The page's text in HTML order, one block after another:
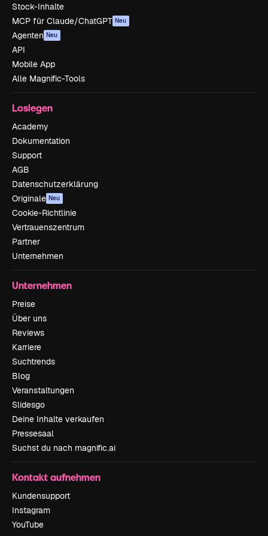
Stock-Inhalte
MCP für Claude/ChatGPT Neu
Agenten Neu
API
Mobile App
Alle Magnific-Tools
Loslegen
Academy
Dokumentation
Support
AGB
Datenschutzerklärung
Originale Neu
Cookie-Richtlinie
Vertrauenszentrum
Partner
Unternehmen
Unternehmen
Preise
Über uns
Reviews
Karriere
Suchtrends
Blog
Veranstaltungen
Slidesgo
Deine Inhalte verkaufen
Pressesaal
Suchst du nach magnific.ai
Kontakt aufnehmen
Kundensupport
Instagram
YouTube